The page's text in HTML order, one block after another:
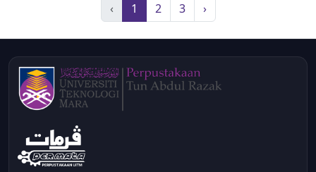
‹ 1 2 3 ›